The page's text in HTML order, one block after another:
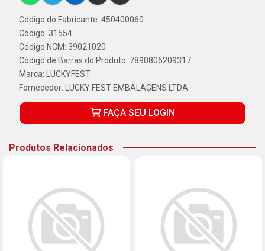
Código do Fabricante: 450400060
Código: 31554
Código NCM: 39021020
Código de Barras do Produto: 7890806209317
Marca:
LUCKYFEST
Fornecedor:
LUCKY FEST EMBALAGENS LTDA
FAÇA SEU LOGIN
Produtos Relacionados